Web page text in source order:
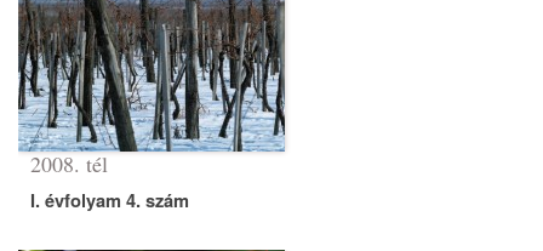
2008. tél
I. évfolyam 4. szám